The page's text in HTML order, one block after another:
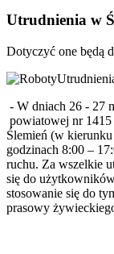
Utrudnienia w
Dotyczyć one będą
- W dniach 26 - 27
powiatowej nr 1415
Ślemień (w
godzinach 8:00 –
ruchu. Za wszelkie
się do
stosowanie się do
prasowy